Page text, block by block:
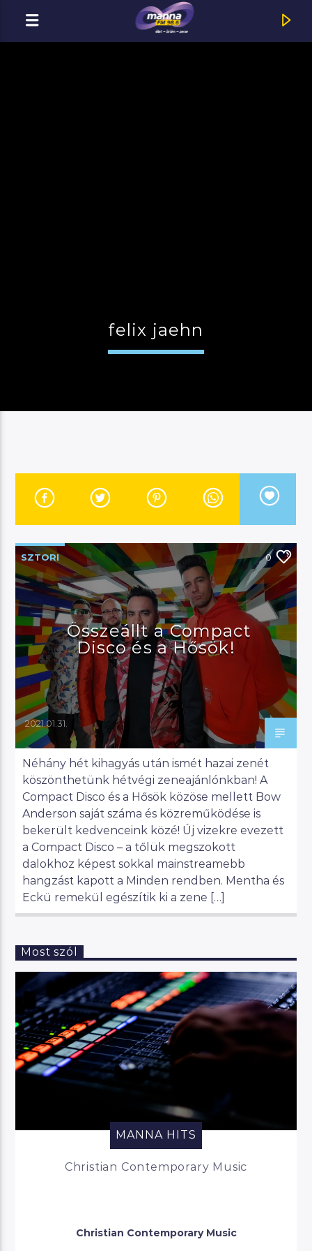
River
Manna FM
felix jaehn
SZTORI 0
Összeállt a Compact
Disco és a Hősök!
2021.01.31.
Néhány hét kihagyás után ismét hazai zenét
köszönthetünk hétvégi zeneajánlónkban! A
Compact Disco és a Hősök közöse mellett Bow
Anderson saját száma és közreműködése is
bekerült kedvenceink közé! Új vizekre evezett
a Compact Disco – a tőlük megszokott
dalokhoz képest sokkal mainstreamebb
hangzást kapott a Minden rendben. Mentha és
Eckü remekül egészítik ki a zene […]
Most szól
MANNA HITS
Christian Contemporary Music
Christian Contemporary Music